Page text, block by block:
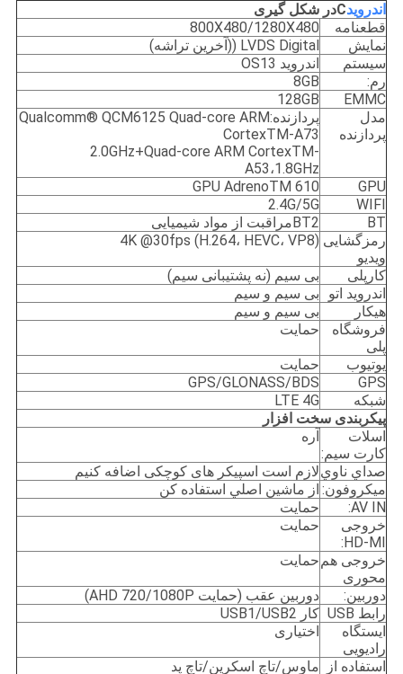
اندرویدCدر شکل گیری
قطعنامه
800X480/1280X480
نمايش
LVDS Digital ((آخرین تراشه)
سیستم
اندروید OS13
رم:
8GB
EMMC
128GB
مدل
پردازنده
پردازنده:Qualcomm® QCM6125 Quad-core ARM
CortexTM-A73
2.0GHz+Quad-core ARM CortexTM-
A53،1.8GHz
GPU
GPU AdrenoTM 610
WIFI
2.4G/5G
BT
BT2مراقبت از مواد شیمیایی
رمزگشایی
ویدیو
4K @30fps (H.264، HEVC، VP8)
کارپلی
بی سیم (نه پشتیبانی سیم)
اندروید اتو
بی سیم و سیم
هيكار
بی سیم و سیم
فروشگاه
پلی
حمایت
یوتیوب
حمایت
GPS
GPS/GLONASS/BDS
شبکه
LTE 4G
پیکربندی سخت افزار
اسلات
کارت سیم:
آره
صداي ناويلازم است اسپیکر های کوچکی اضافه کنیم
میکروفون: از ماشين اصلي استفاده کن
AV IN:
حمایت
خروجی
HD-MI:
حمایت
خروجی هم
محوری
حمایت
دوربین:
دوربین عقب (حمایت AHD 720/1080P)
رابط USB
کار USB1/USB2
ایستگاه
رادیویی
اختیاری
استفاده از
ماوس/تاچ اسکرین/تاچ پد